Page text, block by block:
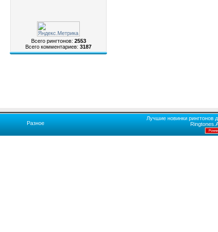
Всего рингтонов: 2553
Всего комментариев: 3187
Разное
Лучшие новинки рингтонов